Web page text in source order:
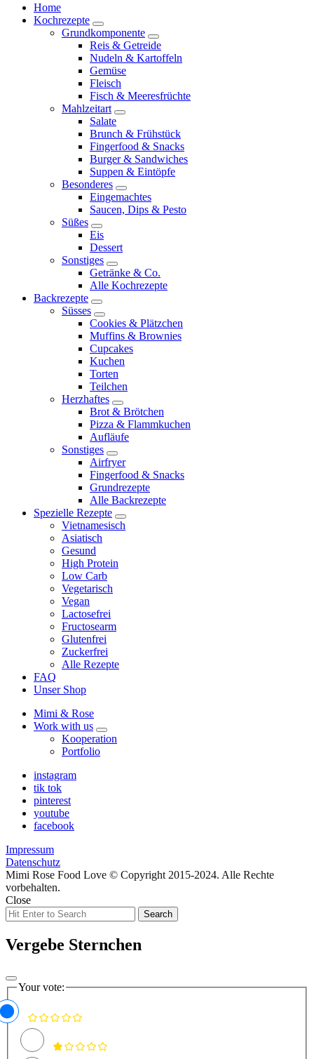
Home
Kochrezepte
expand
child
menu
Grundkomponente
expand
child
menu
Reis & Getreide
Nudeln & Kartoffeln
Gemüse
Fleisch
Fisch & Meeresfrüchte
Mahlzeitart
expand
menu
Salate
Brunch & Frühstück
Fingerfood & Snacks
Burger & Sandwiches
Suppen & Eintöpfe
Besonderes
expand
child
menu
Eingemachtes
Saucen, Dips & Pesto
Süßes
expand
child
menu
Eis
Dessert
Sonstiges
expand
child
menu
Getränke & Co.
Alle Kochrezepte
Backrezepte
expand
child
menu
Süsses
expand
child
menu
Cookies & Plätzchen
Muffins & Brownies
Cupcakes
Kuchen
Torten
Teilchen
Herzhaftes
expand
child
menu
Brot & Brötchen
Pizza & Flammkuchen
Aufläufe
Sonstiges
expand
child
menu
Airfryer
Fingerfood & Snacks
Grundrezepte
Alle Backrezepte
Spezielle Rezepte
expand
child
Vietnamesisch
Asiatisch
Gesund
High Protein
Low Carb
Vegetarisch
Vegan
Lactosefrei
Fructosearm
Glutenfrei
Zuckerfrei
Alle Rezepte
FAQ
Unser Shop
Mimi & Rose
Work with us
expand
child
Kooperation
Portfolio
instagram
tik tok
pinterest
youtube
facebook
Impressum
Datenschutz
Mimi Rose Food Love © Copyright 2015-2024. Alle Rechte
vorbehalten.
Close
Search
for:
Search
Vergebe Sternchen
Your vote: